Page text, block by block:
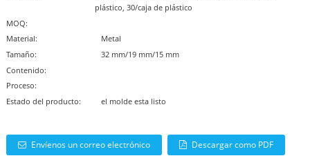
plástico, 30/caja de plástico
MOQ:
Material:
Metal
Tamaño:
32 mm/19 mm/15 mm
Contenido:
Proceso:
Estado del producto:
el molde esta listo
Envíenos un correo electrónico Descargar como PDF